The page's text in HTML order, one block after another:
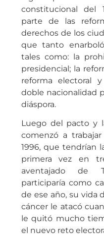
constitucional del
parte de las
derechos de los
que tanto
tales como: la
presidencial; la
reforma electoral
doble nacionalidad
diáspora.
Luego del pacto y
comenzó a
1996, que tendrían
primera vez en
aventajado de
participaría como
de ese año, su vida
cáncer le atacó
le quitó mucho
el nuevo reto